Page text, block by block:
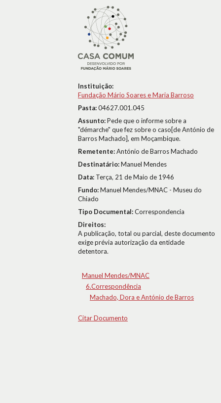
Instituição:
Fundação Mário Soares e Maria Barroso
Pasta:04627.001.045
Assunto:Pede que o informe sobre a
"démarche" que fez sobre o caso[de António de
Barros Machado], em Moçambique.
Remetente:António de Barros Machado
Destinatário:Manuel Mendes
Data: Terça, 21 de Maio de 1946
Fundo:Manuel Mendes/MNAC - Museu do
Chiado
Tipo Documental:Correspondencia
Direitos:
A publicação, total ou parcial, deste documento
exige prévia autorização da entidade
detentora.
Manuel Mendes/MNAC
6.Correspondência
Machado, Dora e António de Barros
Citar Documento